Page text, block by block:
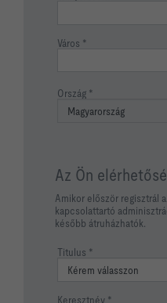
Város
Ország
Az Ön
Amikor először regisztrál
kapcsolattartó
később átruházhatók.
Titulus
Keresztnév